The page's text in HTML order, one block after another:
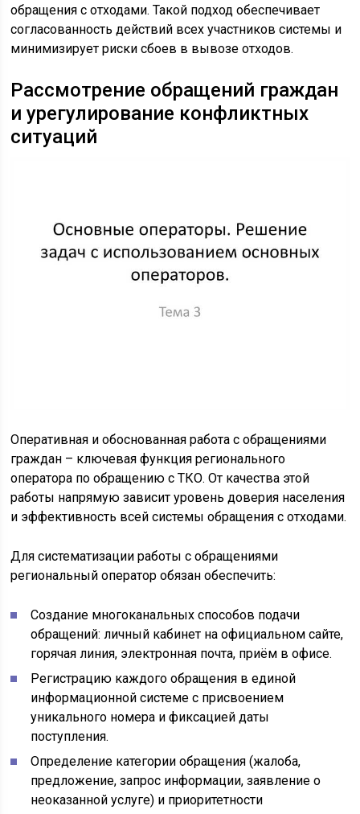
обращения с отходами. Такой подход обеспечивает
согласованность действий всех участников системы и
минимизирует риски сбоев в вывозе отходов.
Рассмотрение обращений граждан
и урегулирование конфликтных
ситуаций
Оперативная и обоснованная работа с обращениями
граждан – ключевая функция регионального
оператора по обращению с ТКО. От качества этой
работы напрямую зависит уровень доверия населения
и эффективность всей системы обращения с отходами.
Для систематизации работы с обращениями
региональный оператор обязан обеспечить:
Создание многоканальных способов подачи
обращений: личный кабинет на официальном сайте,
горячая линия, электронная почта, приём в офисе.
Регистрацию каждого обращения в единой
информационной системе с присвоением
уникального номера и фиксацией даты
поступления.
Определение категории обращения (жалоба,
предложение, запрос информации, заявление о
неоказанной услуге) и приоритетности